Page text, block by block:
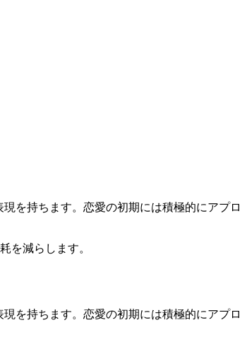
を持ちます。恋愛の初期には積極的にアプロ
を減らします。
を持ちます。恋愛の初期には積極的にアプロ